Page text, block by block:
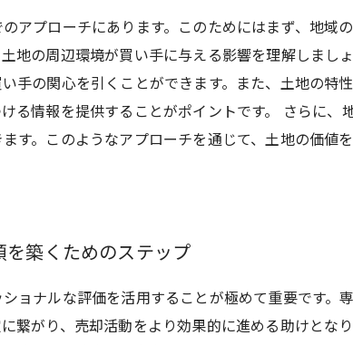
アプローチにあります。このためにはまず、地域
地の周辺環境が買い手に与える影響を理解しまし
手の関心を引くことができます。また、土地の特
る情報を提供することがポイントです。 さらに、
す。このようなアプローチを通じて、土地の価値
を築くためのステップ
ョナルな評価を活用することが極めて重要です。
繋がり、売却活動をより効果的に進める助けとな